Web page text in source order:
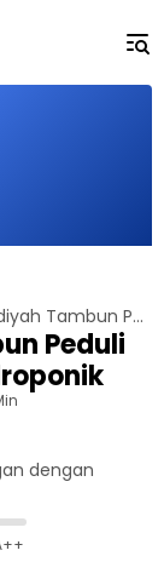
Warga Ahmadiyah Tambun Peduli Lingkungan dengan Hidroponik
Peduli
dengan